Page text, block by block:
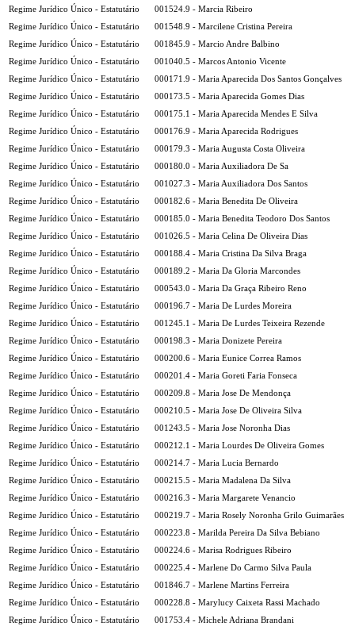
Regime Jurídico Único - Estatutário
001524.9 - Marcia Ribeiro
Regime Jurídico Único - Estatutário
001548.9 - Marcilene Cristina Pereira
Regime Jurídico Único - Estatutário
001845.9 - Marcio Andre Balbino
Regime Jurídico Único - Estatutário
001040.5 - Marcos Antonio Vicente
Regime Jurídico Único - Estatutário
000171.9 - Maria Aparecida Dos Santos Gonçalves
Regime Jurídico Único - Estatutário
000173.5 - Maria Aparecida Gomes Dias
Regime Jurídico Único - Estatutário
000175.1 - Maria Aparecida Mendes E Silva
Regime Jurídico Único - Estatutário
000176.9 - Maria Aparecida Rodrigues
Regime Jurídico Único - Estatutário
000179.3 - Maria Augusta Costa Oliveira
Regime Jurídico Único - Estatutário
000180.0 - Maria Auxiliadora De Sa
Regime Jurídico Único - Estatutário
001027.3 - Maria Auxiliadora Dos Santos
Regime Jurídico Único - Estatutário
000182.6 - Maria Benedita De Oliveira
Regime Jurídico Único - Estatutário
000185.0 - Maria Benedita Teodoro Dos Santos
Regime Jurídico Único - Estatutário
001026.5 - Maria Celina De Oliveira Dias
Regime Jurídico Único - Estatutário
000188.4 - Maria Cristina Da Silva Braga
Regime Jurídico Único - Estatutário
000189.2 - Maria Da Gloria Marcondes
Regime Jurídico Único - Estatutário
000543.0 - Maria Da Graça Ribeiro Reno
Regime Jurídico Único - Estatutário
000196.7 - Maria De Lurdes Moreira
Regime Jurídico Único - Estatutário
001245.1 - Maria De Lurdes Teixeira Rezende
Regime Jurídico Único - Estatutário
000198.3 - Maria Donizete Pereira
Regime Jurídico Único - Estatutário
000200.6 - Maria Eunice Correa Ramos
Regime Jurídico Único - Estatutário
000201.4 - Maria Goreti Faria Fonseca
Regime Jurídico Único - Estatutário
000209.8 - Maria Jose De Mendonça
Regime Jurídico Único - Estatutário
000210.5 - Maria Jose De Oliveira Silva
Regime Jurídico Único - Estatutário
001243.5 - Maria Jose Noronha Dias
Regime Jurídico Único - Estatutário
000212.1 - Maria Lourdes De Oliveira Gomes
Regime Jurídico Único - Estatutário
000214.7 - Maria Lucia Bernardo
Regime Jurídico Único - Estatutário
000215.5 - Maria Madalena Da Silva
Regime Jurídico Único - Estatutário
000216.3 - Maria Margarete Venancio
Regime Jurídico Único - Estatutário
000219.7 - Maria Rosely Noronha Grilo Guimarães
Regime Jurídico Único - Estatutário
000223.8 - Marilda Pereira Da Silva Bebiano
Regime Jurídico Único - Estatutário
000224.6 - Marisa Rodrigues Ribeiro
Regime Jurídico Único - Estatutário
000225.4 - Marlene Do Carmo Silva Paula
Regime Jurídico Único - Estatutário
001846.7 - Marlene Martins Ferreira
Regime Jurídico Único - Estatutário
000228.8 - Marylucy Caixeta Rassi Machado
Regime Jurídico Único - Estatutário
001753.4 - Michele Adriana Brandani